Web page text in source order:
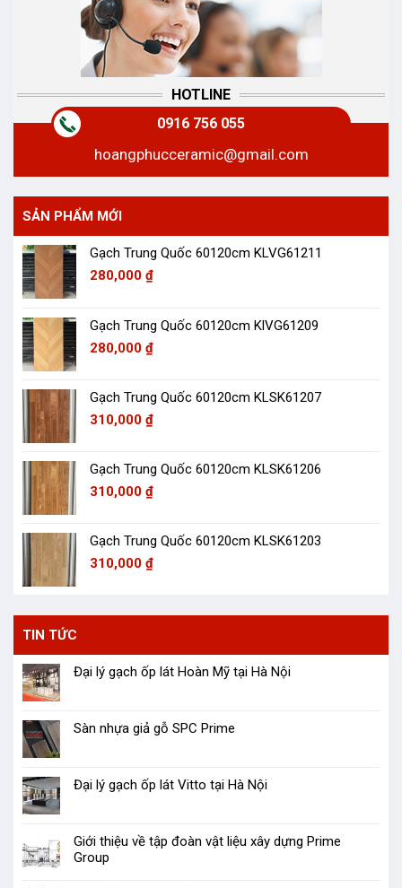
HOTLINE
0916 756 055
hoangphucceramic@gmail.com
SẢN PHẨM MỚI
Gạch Trung Quốc 60120cm KLVG61211
280,000 ₫
Gạch Trung Quốc 60120cm KlVG61209
280,000 ₫
Gạch Trung Quốc 60120cm KLSK61207
310,000 ₫
Gạch Trung Quốc 60120cm KLSK61206
310,000 ₫
Gạch Trung Quốc 60120cm KLSK61203
310,000 ₫
TIN TỨC
Đại lý gạch ốp lát Hoàn Mỹ tại Hà Nội
Sàn nhựa giả gỗ SPC Prime
Đại lý gạch ốp lát Vitto tại Hà Nội
Giới thiệu về tập đoàn vật liệu xây dựng Prime
Group